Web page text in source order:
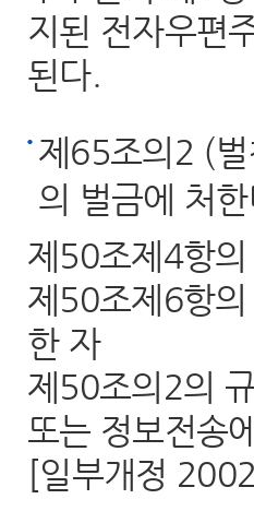
지된 전자우편
된다.
제65조의2 (
의 벌금에 처
제50조제4항
제50조제6항
한 자
제50조의2의
또는 정보전송
[일부개정